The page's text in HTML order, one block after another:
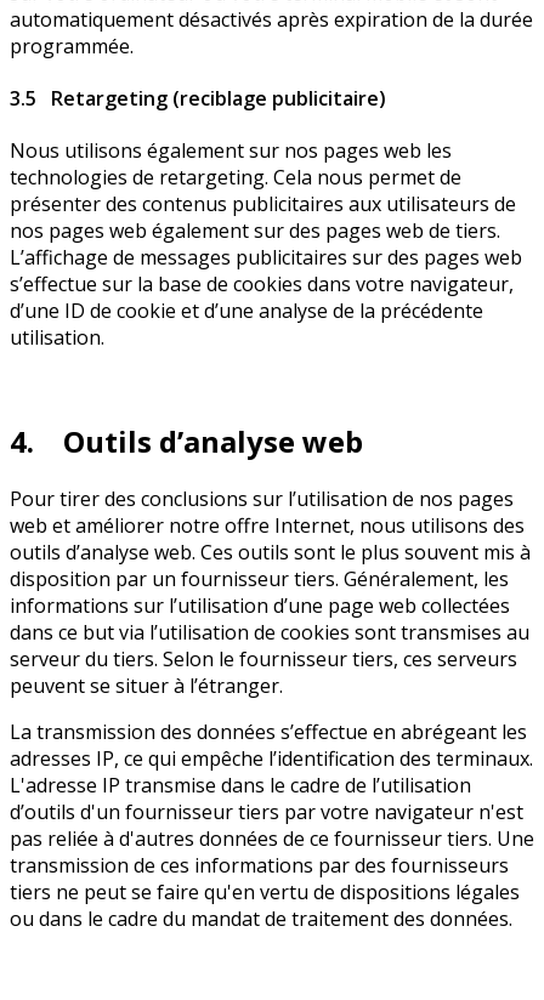
automatiquement désactivés après expiration de la durée
programmée.
3.5 Retargeting (reciblage publicitaire)
Nous utilisons également sur nos pages web les
technologies de retargeting. Cela nous permet de
présenter des contenus publicitaires aux utilisateurs de
nos pages web également sur des pages web de tiers.
L’affichage de messages publicitaires sur des pages web
s’effectue sur la base de cookies dans votre navigateur,
d’une ID de cookie et d’une analyse de la précédente
utilisation.
4. Outils d’analyse web
Pour tirer des conclusions sur l’utilisation de nos pages
web et améliorer notre offre Internet, nous utilisons des
outils d’analyse web. Ces outils sont le plus souvent mis à
disposition par un fournisseur tiers. Généralement, les
informations sur l’utilisation d’une page web collectées
dans ce but via l’utilisation de cookies sont transmises au
serveur du tiers. Selon le fournisseur tiers, ces serveurs
peuvent se situer à l’étranger.
La transmission des données s’effectue en abrégeant les
adresses IP, ce qui empêche l’identification des terminaux.
L'adresse IP transmise dans le cadre de l’utilisation
d’outils d'un fournisseur tiers par votre navigateur n'est
pas reliée à d'autres données de ce fournisseur tiers. Une
transmission de ces informations par des fournisseurs
tiers ne peut se faire qu'en vertu de dispositions légales
ou dans le cadre du mandat de traitement des données.